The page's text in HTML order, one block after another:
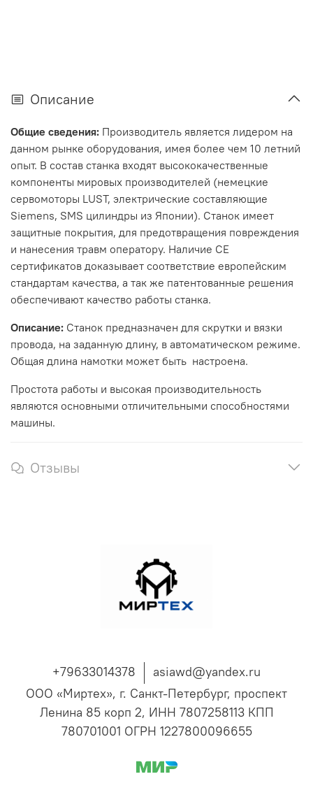
Описание
Общие сведения: Производитель является лидером на
данном рынке оборудования, имея более чем 10 летний
опыт. В состав станка входят высококачественные
компоненты мировых производителей (немецкие
сервомоторы LUST, электрические составляющие
Siemens, SMS цилиндры из Японии). Станок имеет
защитные покрытия, для предотвращения повреждения
и нанесения травм оператору. Наличие CE
сертификатов доказывает соответствие европейским
стандартам качества, а так же патентованные решения
обеспечивают качество работы станка.
Описание: Станок предназначен для скрутки и вязки
провода, на заданную длину, в автоматическом режиме.
Общая длина намотки может быть настроена.
Простота работы и высокая производительность
являются основными отличительными способностями
машины.
Отзывы
+79633014378
asiawd@yandex.ru
ООО «Миртех», г. Санкт-Петербург, проспект
Ленина 85 корп 2, ИНН 7807258113 КПП
780701001 ОГРН 1227800096655